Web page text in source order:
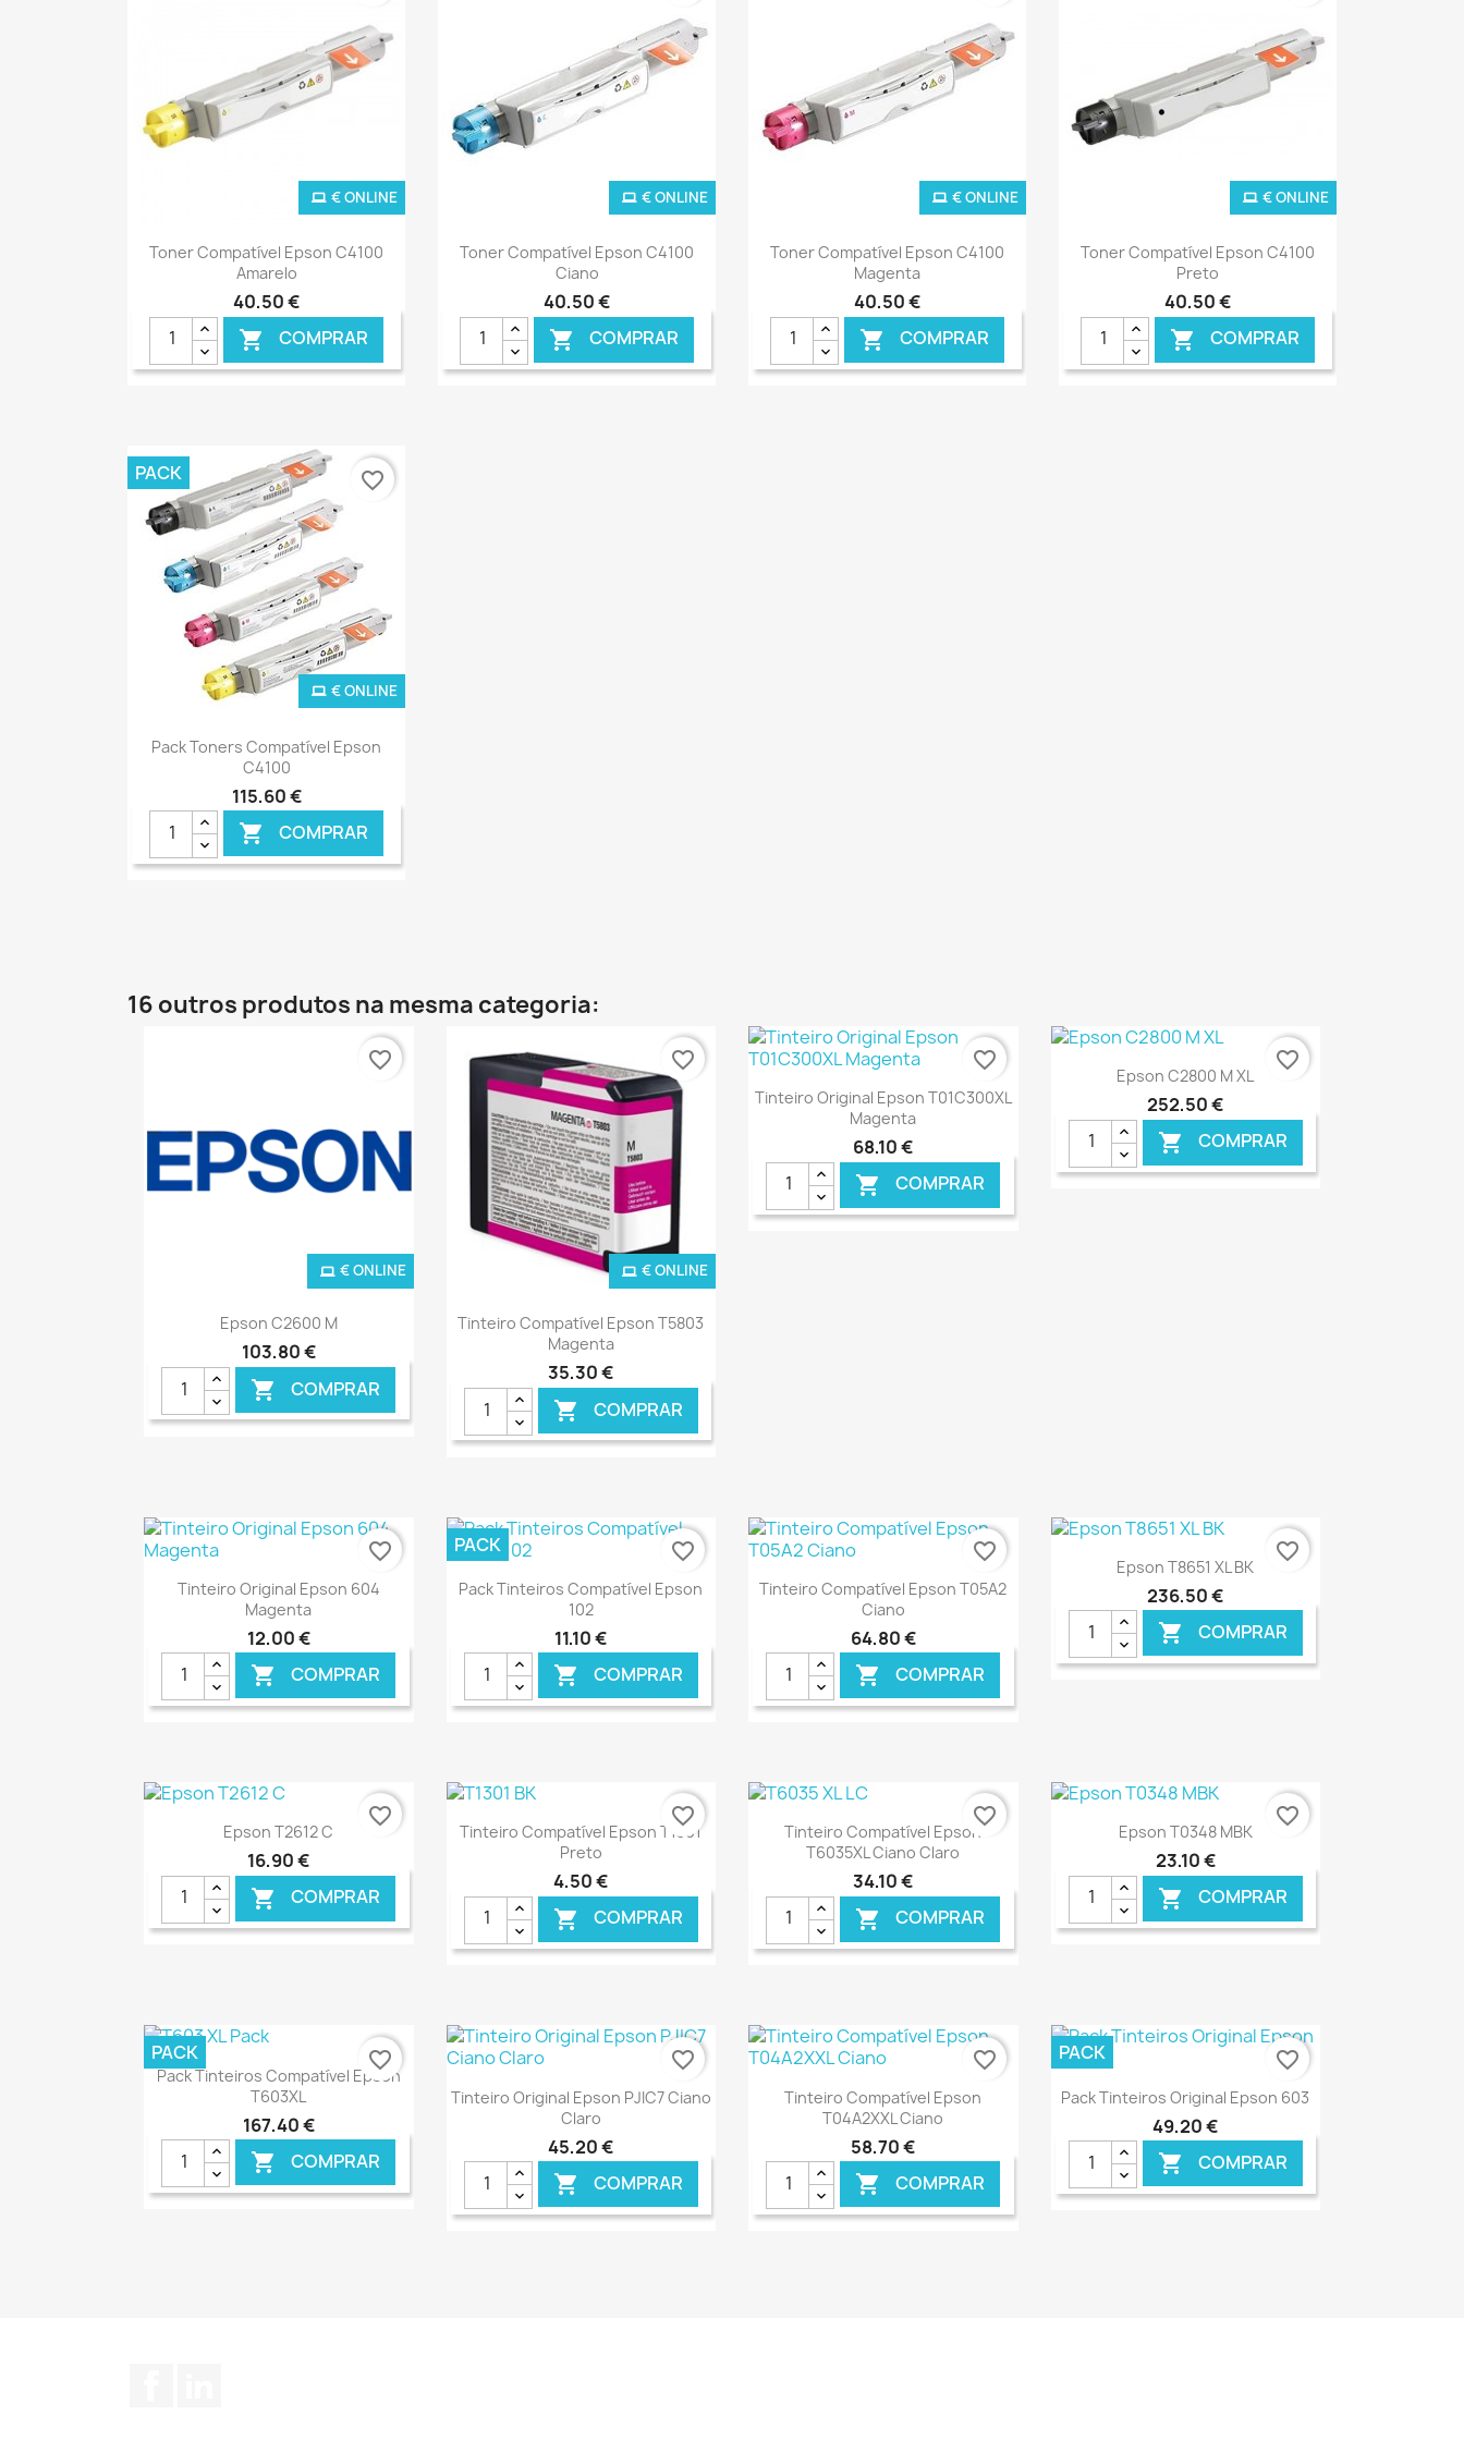
Ver+
Toner Compatível Epson C4100
Amarelo
40,50 €
 COMPRAR
€ ONLINE
Ver+
Toner Compatível Epson C4100
Ciano
40,50 €
 COMPRAR
€ ONLINE
Ver+
Toner Compatível Epson C4100
Magenta
40,50 €
 COMPRAR
€ ONLINE
Ver+
Toner Compatível Epson C4100
Preto
40,50 €
 COMPRAR
€ ONLINE
Ver+
Pack Toners Compatível Epson
C4100
115,60 €
 COMPRAR
€ ONLINE
PACK favorite_border
16 outros produtos na mesma categoria:
Ver+
Epson C2600 M
103,80 €
 COMPRAR
€ ONLINE
favorite_border
Ver+
Tinteiro Compatível Epson T5803
Magenta
35,30 €
 COMPRAR
€ ONLINE
favorite_border
 Ver+
Tinteiro Original Epson T01C300XL
Magenta
68,10 €
 COMPRAR
favorite_border Ver+
Epson C2800 M XL
252,50 €
 COMPRAR
favorite_border
Ver+
Tinteiro Original Epson 604
Magenta
12,00 €
 COMPRAR
favorite_border
Ver+
Pack Tinteiros Compatível Epson
102
11,10 €
 COMPRAR
PACK
favorite_border
Ver+
Tinteiro Compatível Epson T05A2
Ciano
64,80 €
 COMPRAR
favorite_border Ver+
Epson T8651 XL BK
236,50 €
 COMPRAR
favorite_border
Ver+
Epson T2612 C
16,90 €
 COMPRAR
favorite_border Ver+
Tinteiro Compatível Epson T1301
Preto
4,50 €
 COMPRAR
€ ONLINE
favorite_border Ver+
Tinteiro Compatível Epson
T6035XL Ciano Claro
34,10 €
 COMPRAR
€ ONLINE
favorite_border Ver+
Epson T0348 MBK
23,10 €
 COMPRAR
€ ONLINE
favorite_border
Ver+
Pack Tinteiros Compatível Epson
T603XL
167,40 €
 COMPRAR
PACK
favorite_border
 Ver+
Tinteiro Original Epson PJIC7 Ciano
Claro
45,20 €
 COMPRAR
favorite_border
Ver+
Tinteiro Compatível Epson
T04A2XXL Ciano
58,70 €
 COMPRAR
favorite_border
Ver+
Pack Tinteiros Original Epson 603
49,20 €
 COMPRAR
PACK favorite_border